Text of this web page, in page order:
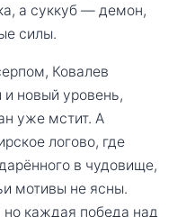
а суккуб — демон,
силы.
Ковалев
и новый уровень,
уже мстит. А
логово, где
в чудовище,
мотивы не ясны.
каждая победа над